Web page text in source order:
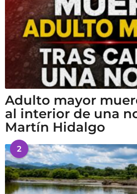
Adulto mayor
al interior de una
Martín Hidalgo
2